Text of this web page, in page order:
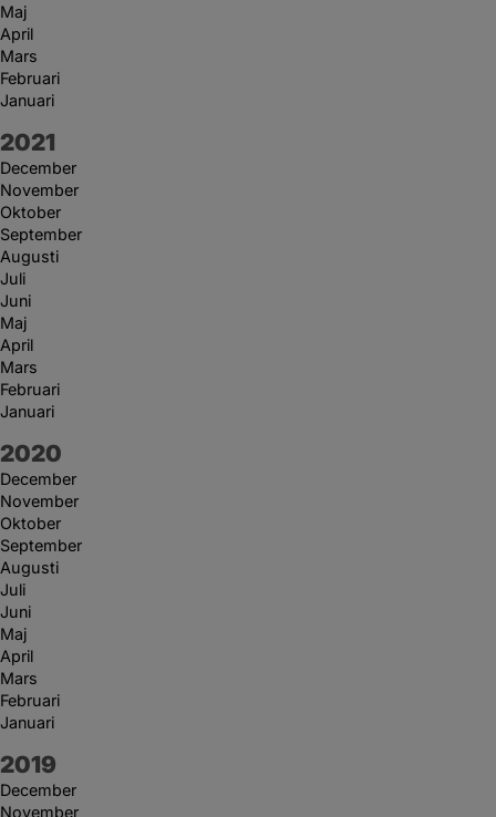
Maj
April
Mars
Februari
Januari
År:
2021
December
November
Oktober
September
Augusti
Juli
Juni
Maj
April
Mars
Februari
Januari
År:
2020
December
November
Oktober
September
Augusti
Juli
Juni
Maj
April
Mars
Februari
Januari
År:
2019
December
November